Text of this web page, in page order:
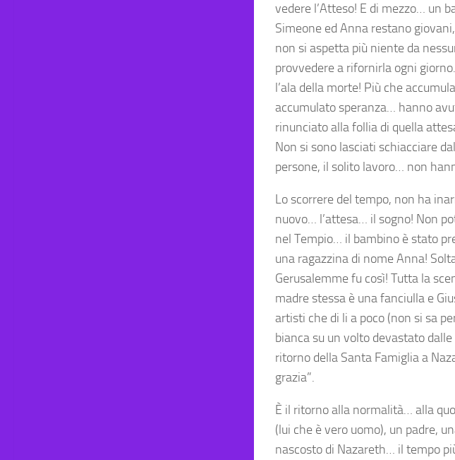
vedere l’Atteso! E di mezzo… un
Simeone ed Anna restano
non si aspetta più niente da
provvedere a rifornirla ogni
l’ala della morte! Più che
accumulato speranza… hanno
rinunciato alla follia di quella
Non si sono lasciati schiacciare
persone, il solito lavoro… non
Lo scorrere del tempo, non ha
nuovo… l’attesa… il sogno! Non
nel Tempio… il bambino è stato
una ragazzina di nome Anna!
Gerusalemme fu così! Tutta la
madre stessa è una fanciulla e
artisti che di li a poco (non si sa
bianca su un volto devastato
ritorno della Santa Famiglia a
grazia”.
È il ritorno alla normalità… alla
(lui che è vero uomo), un padre,
nascosto di Nazareth… il tempo